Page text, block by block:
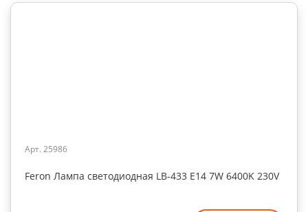
Арт. 25986
Feron Лампа светодиодная LB-433 Е14 7W 6400K 230V